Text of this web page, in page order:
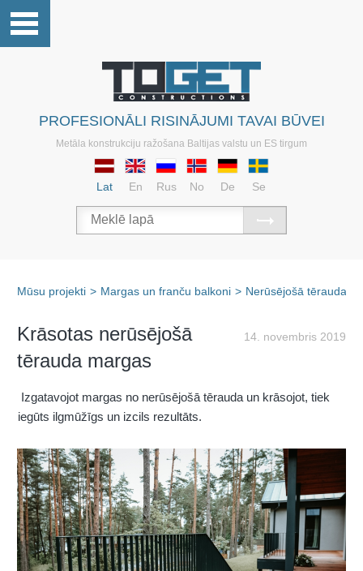
PROFESIONĀLI RISINĀJUMI TAVAI BŪVEI
Metāla konstrukciju ražošana Baltijas valstu un ES tirgum
Lat En Rus No De Se
Mūsu projekti > Margas un franču balkoni > Nerūsējošā tērauda
14. novembris 2019
Krāsotas nerūsējošā
tērauda margas
Izgatavojot margas no nerūsējošā tērauda un krāsojot, tiek
iegūts ilgmūžīgs un izcils rezultāts.